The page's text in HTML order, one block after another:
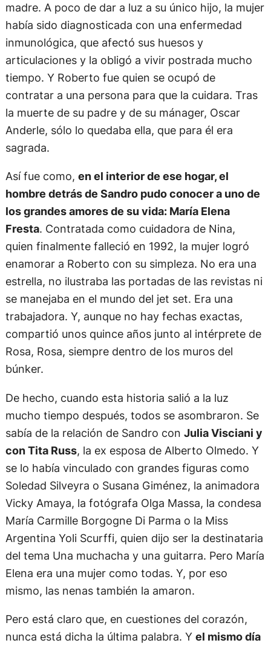
madre. A poco de dar a luz a su único hijo, la mujer
había sido diagnosticada con una enfermedad
inmunológica, que afectó sus huesos y
articulaciones y la obligó a vivir postrada mucho
tiempo. Y Roberto fue quien se ocupó de
contratar a una persona para que la cuidara. Tras
la muerte de su padre y de su mánager, Oscar
Anderle, sólo lo quedaba ella, que para él era
sagrada.
Así fue como, en el interior de ese hogar, el
hombre detrás de Sandro pudo conocer a uno de
los grandes amores de su vida: María Elena
Fresta. Contratada como cuidadora de Nina,
quien finalmente falleció en 1992, la mujer logró
enamorar a Roberto con su simpleza. No era una
estrella, no ilustraba las portadas de las revistas ni
se manejaba en el mundo del jet set. Era una
trabajadora. Y, aunque no hay fechas exactas,
compartió unos quince años junto al intérprete de
Rosa, Rosa, siempre dentro de los muros del
búnker.
De hecho, cuando esta historia salió a la luz
mucho tiempo después, todos se asombraron. Se
sabía de la relación de Sandro con Julia Visciani y
con Tita Russ, la ex esposa de Alberto Olmedo. Y
se lo había vinculado con grandes figuras como
Soledad Silveyra o Susana Giménez, la animadora
Vicky Amaya, la fotógrafa Olga Massa, la condesa
María Carmille Borgogne Di Parma o la Miss
Argentina Yoli Scurffi, quien dijo ser la destinataria
del tema Una muchacha y una guitarra. Pero María
Elena era una mujer como todas. Y, por eso
mismo, las nenas también la amaron.
Pero está claro que, en cuestiones del corazón,
nunca está dicha la última palabra. Y el mismo día